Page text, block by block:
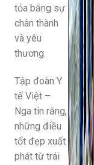
tỏa bằng sự
chân thành
và yêu
thương.
Tập đoàn Y
tế Việt –
Nga tin rằng,
những điều
tốt đẹp xuất
phát từ trái